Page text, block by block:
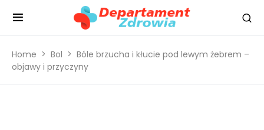
Home Bol
Bóle brzucha i kłucie pod lewym żebrem –
objawy i przyczyny